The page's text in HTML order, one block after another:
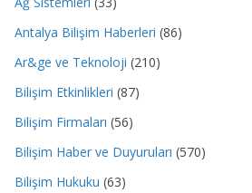
Antalya Bilişim Haberleri (86)
Ar&ge ve Teknoloji (210)
Bilişim Etkinlikleri (87)
Bilişim Firmaları (56)
Bilişim Haber ve Duyuruları (570)
Bilişim Hukuku (63)